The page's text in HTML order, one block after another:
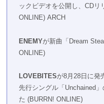
ックビデオを公開し、CDリ
ONLINE) ​ ARCH
ENEMYが新曲「Dream
ONLINE)
LOVEBITESが8月28日に発
先行シングル「Unchained
た​ (BURRN! ONLINE)